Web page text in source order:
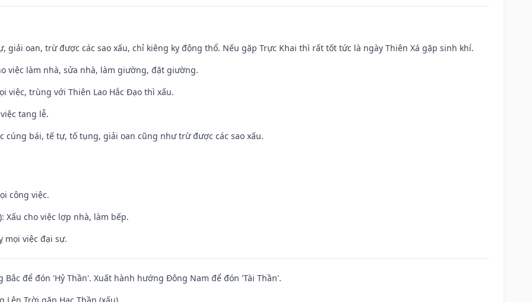
giải oan, trừ được các sao xấu, chỉ kiêng kỵ động thổ. Nếu gặp Trực Khai thì rất tốt tức là ngày Thiên Xá gặp sinh khí.
việc làm nhà, sửa nhà, làm giường, đặt giường.
việc, trùng với Thiên Lao Hắc Đạo thì xấu.
tang lễ.
cúng bái, tế tự, tố tụng, giải oan cũng như trừ được các sao xấu.
công việc.
Xấu cho việc lợp nhà, làm bếp.
mọi việc đại sự.
để đón 'Hỷ Thần'. Xuất hành hướng Đông Nam để đón 'Tài Thần'.